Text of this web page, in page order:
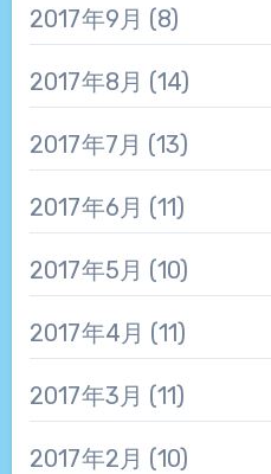
2017年9月 (8)
2017年8月 (14)
2017年7月 (13)
2017年6月 (11)
2017年5月 (10)
2017年4月 (11)
2017年3月 (11)
2017年2月 (10)